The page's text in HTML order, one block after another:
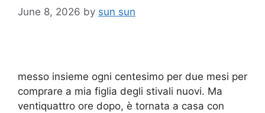
June 8, 2026 by sun sun
messo insieme ogni centesimo per due mesi per
comprare a mia figlia degli stivali nuovi. Ma
ventiquattro ore dopo, è tornata a casa con